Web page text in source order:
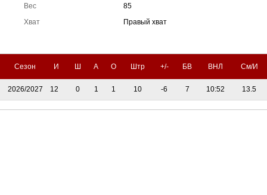
Вес
Хват
85
Правый хват
Сезон И Ш А О Штр +/- БВ ВНЛ См/И
2026/2027 12 0 1 1 10 -6 7 10:52 13.5